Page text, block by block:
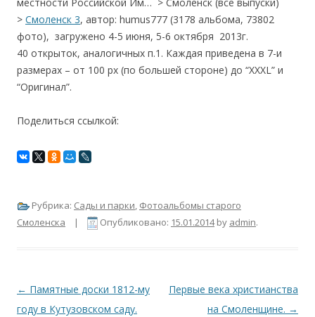
> Смоленск 3, автор: humus777 (3178 альбома, 73802
фото), загружено 4-5 июня, 5-6 октября 2013г.
40 открыток, аналогичных п.1. Каждая приведена в 7-и
размерах – от 100 px (по большей стороне) до “XXXL” и
“Оригинал”.
Поделиться ссылкой:
Рубрика: Сады и парки, Фотоальбомы старого
Смоленска | Опубликовано: 15.01.2014by admin.
Навигация по записям
← Памятные доски 1812-му
году в Кутузовском саду.
Первые века христианства
на Смоленщине. →